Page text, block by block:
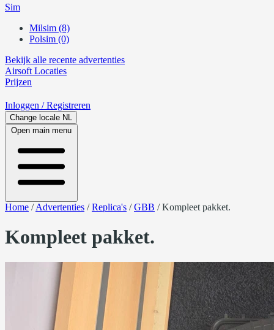
Sim
Milsim (8)
Polsim (0)
Bekijk alle recente advertenties
Airsoft Locaties
Prijzen
Inloggen / Registreren
Change locale NL
Open main menu
Home /Advertenties /Replica's /GBB /Kompleet pakket.
Kompleet pakket.